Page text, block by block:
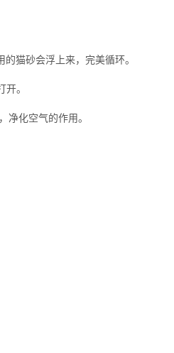
猫砂会浮上来，完美循环。
。
化空气的作用。